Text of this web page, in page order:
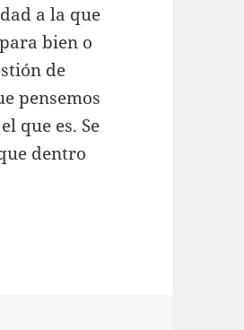
a la que
bien o
de
pensemos
que es. Se
dentro